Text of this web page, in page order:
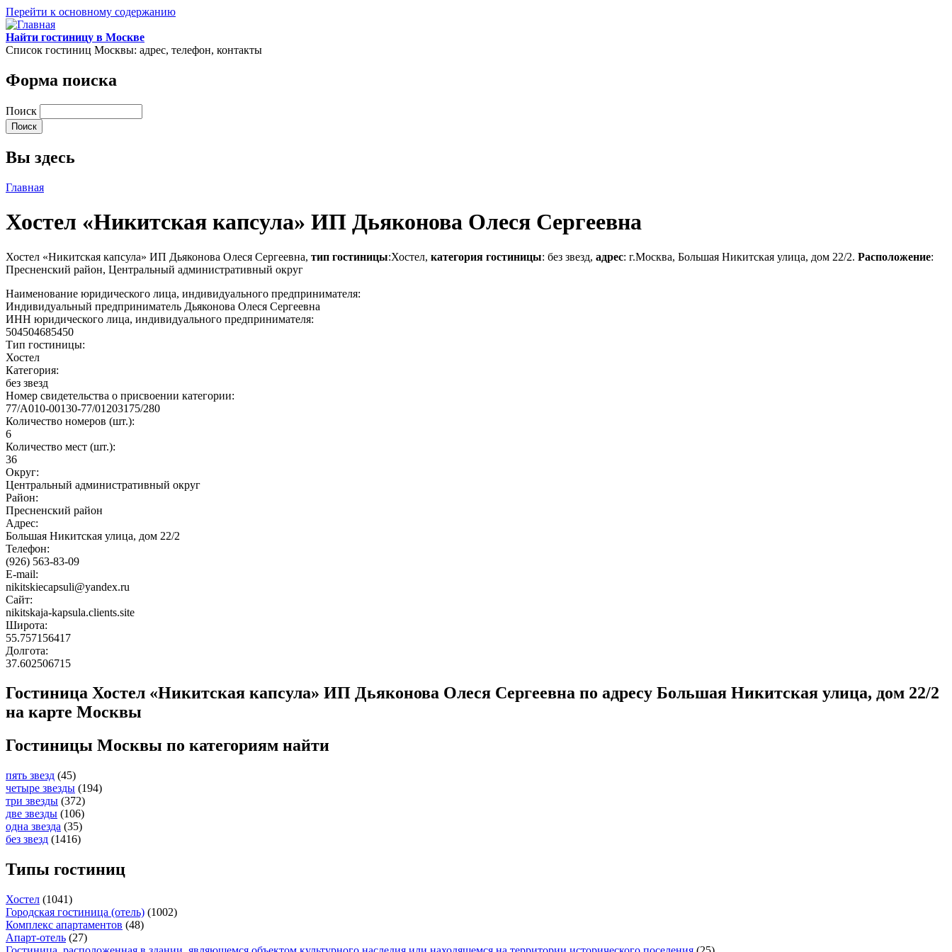
Перейти к основному содержанию
Найти гостиницу в Москве
Список гостиниц Москвы: адрес, телефон, контакты
Форма поиска
Поиск
Вы здесь
Главная
Хостел «Никитская капсула» ИП Дьяконова Олеся Сергеевна
Хостел «Никитская капсула» ИП Дьяконова Олеся Сергеевна, тип гостиницы:Хостел, категория гостиницы: без звезд, адрес: г.Москва, Большая Никитская улица, дом 22/2. Расположение:
Пресненский район, Центральный административный округ
Наименование юридического лица, индивидуального предпринимателя:
Индивидуальный предприниматель Дьяконова Олеся Сергеевна
ИНН юридического лица, индивидуального предпринимателя:
504504685450
Тип гостиницы:
Хостел
Категория:
без звезд
Номер свидетельства о присвоении категории:
77/А010-00130-77/01203175/280
Количество номеров (шт.):
6
Количество мест (шт.):
36
Округ:
Центральный административный округ
Район:
Пресненский район
Адрес:
Большая Никитская улица, дом 22/2
Телефон:
(926) 563-83-09
E-mail:
nikitskiecapsuli@yandex.ru
Сайт:
nikitskaja-kapsula.clients.site
Широта:
55.757156417
Долгота:
37.602506715
Гостиница Хостел «Никитская капсула» ИП Дьяконова Олеся Сергеевна по адресу Большая Никитская улица, дом 22/2
на карте Москвы
Гостиницы Москвы по категориям найти
пять звезд (45)
четыре звезды (194)
три звезды (372)
две звезды (106)
одна звезда (35)
без звезд (1416)
Типы гостиниц
Хостел (1041)
Городская гостиница (отель) (1002)
Комплекс апартаментов (48)
Апарт-отель (27)